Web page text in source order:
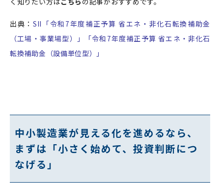
出典： SII「令和7年度補正予算 省エネ・非化石転換補助金
（工場・事業場型）」「令和7年度補正予算 省エネ・非化石
転換補助金（設備単位型）
」
中小製造業が見える化を進めるなら、
まずは「小さく始めて、投資判断につ
なげる」